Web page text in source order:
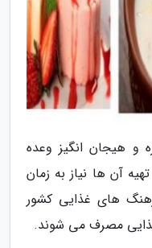
و هیجان انگیز وعده
آن ها نیاز به زمان
های غذایی کشور
مصرف می شوند.